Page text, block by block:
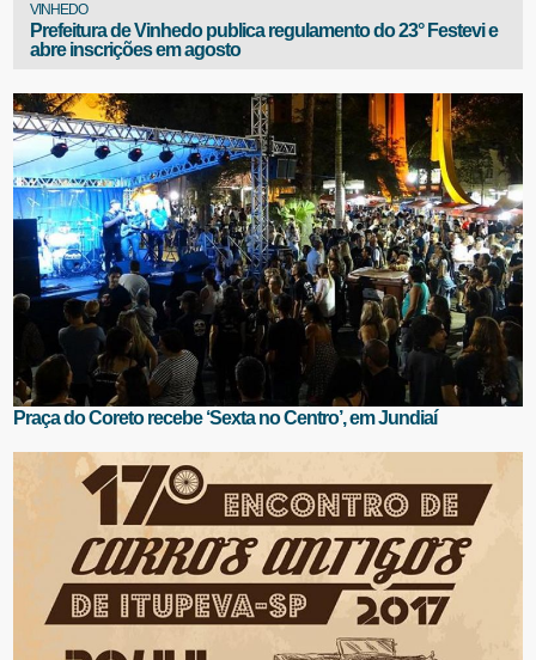
VINHEDO
Prefeitura de Vinhedo publica regulamento do 23° Festevi e
abre inscrições em agosto
Praça do Coreto recebe ‘Sexta no Centro’, em Jundiaí